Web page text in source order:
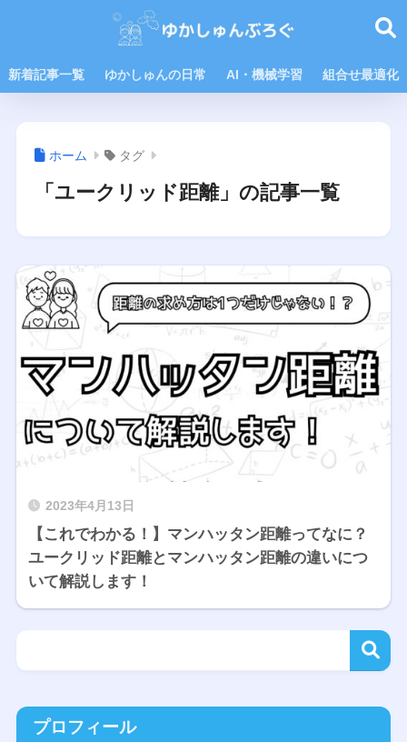
新着記事一覧 ゆかしゅんの日常 AI・機械学習 組合せ最適化
ホーム タグ
「ユークリッド距離」の記事一覧
2023年4月13日
【これでわかる！】マンハッタン距離ってなに？
ユークリッド距離とマンハッタン距離の違いにつ
いて解説します！
プロフィール